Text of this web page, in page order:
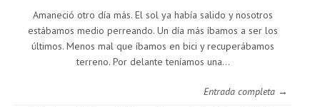
Amaneció otro día más. El sol ya había salido y nosotros
estábamos medio perreando. Un día más íbamos a ser los
últimos. Menos mal que íbamos en bici y recuperábamos
terreno. Por delante teníamos una…
Entrada completa →